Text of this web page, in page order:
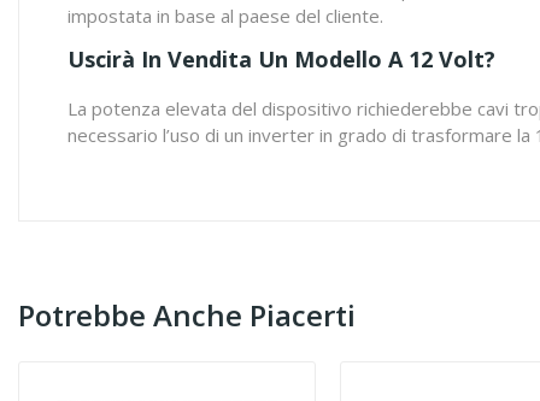
impostata in base al paese del cliente.
Uscirà In Vendita Un Modello A 12 Volt?
La potenza elevata del dispositivo richiederebbe cavi
necessario l’uso di un inverter in grado di trasformare
Potrebbe Anche Piacerti